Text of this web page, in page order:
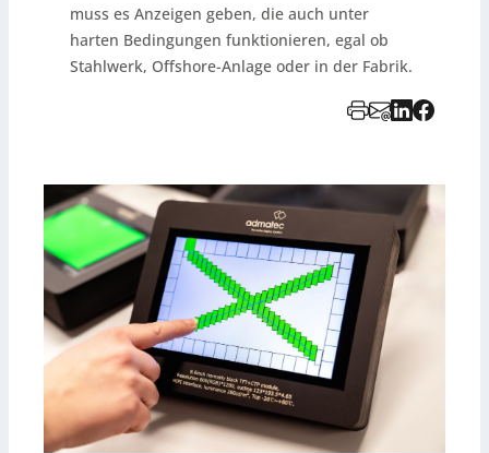
muss es Anzeigen geben, die auch unter
harten Bedingungen funktionieren, egal ob
Stahlwerk, Offshore-Anlage oder in der Fabrik.